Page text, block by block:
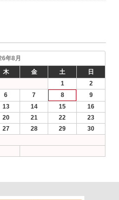
年8月
木 金 土 日
1
2
6 7 8
9
13 14 15
16
20 21 22
23
27 28 29
30